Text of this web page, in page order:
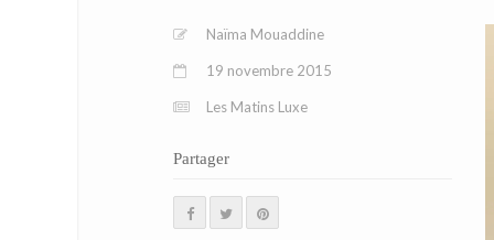
Naïma Mouaddine
19 novembre 2015
Les Matins Luxe
Partager